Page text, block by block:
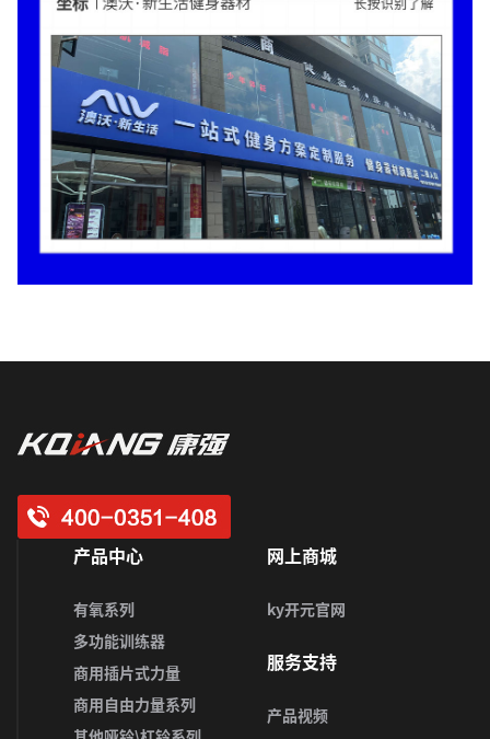
产品中心
有氧系列
多功能训练器
商用插片式力量
商用自由力量系列
网上商城
ky开元官网
服务支持
产品视频